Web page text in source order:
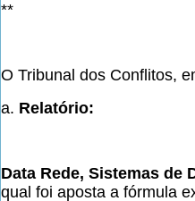
**
O Tribunal dos Conflitos,
a. Relatório:
Data Rede, Sistemas de
qual foi aposta a fórmula